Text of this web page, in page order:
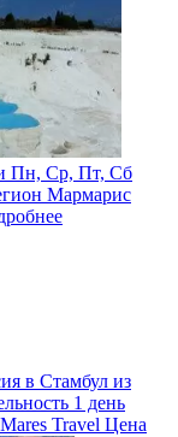
Пн, Ср, Пт, Сб
Мармарис
в Стамбул из
1 день
Mares Travel Цена